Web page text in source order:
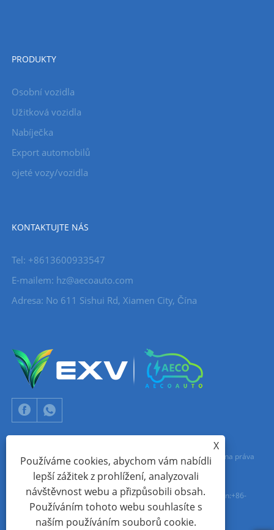
PRODUKTY
Osobní vozidla
Užitková vozidla
Nabíječka
Export automobilů
ojeté vozy/vozidla
KONTAKTUJTE NÁS
Tel: +8613600933547
E-mailem: hz@aecoauto.com
Adresa: No 611 Sishui Rd, Xiamen City, Čína
Copyright © 2024 Xiamen Aecoauto Technology Co., Ltd. Všechna práva
vyhrazena.
TECHNICKÁ PODPORA WEBOVÝCH STRÁNEK:SÍŤ TIANYUjack Lin:+86-
X
Používáme cookies, abychom vám nabídli
lepší zážitek z prohlížení, analyzovali
návštěvnost webu a přizpůsobili obsah.
Používáním tohoto webu souhlasíte s
naším používáním souborů cookie.